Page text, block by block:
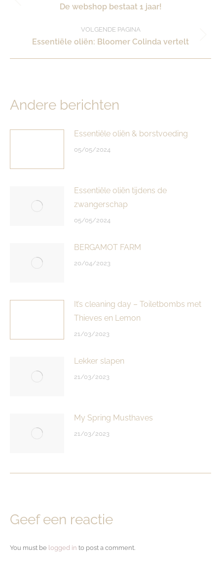
navigation
Vorig
De webshop bestaat 1 jaar!
VOLGENDE PAGINA
Volgende
Essentiële oliën: Bloomer Colinda vertelt
Andere berichten
Essentiële oliën & borstvoeding
05/05/2024
Essentiële oliën tijdens de
zwangerschap
05/05/2024
BERGAMOT FARM
20/04/2023
It’s cleaning day – Toiletbombs met
Thieves en Lemon
21/03/2023
Lekker slapen
21/03/2023
My Spring Musthaves
21/03/2023
Geef een reactie
You must be logged in to post a comment.